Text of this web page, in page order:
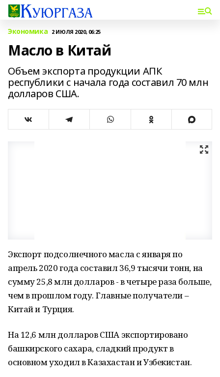
Экономика 2 ИЮЛЯ 2020, 06:25
Масло в Китай
Объем экспорта продукции АПК
республики с начала года составил 70 млн
долларов США.
Экспорт подсолнечного масла с января по
апрель 2020 года составил 36,9 тысячи тонн, на
сумму 25,8 млн долларов - в четыре раза больше,
чем в прошлом году. Главные получатели –
Китай и Турция.
На 12,6 млн долларов США экспортировано
башкирского сахара, сладкий продукт в
основном уходил в Казахастан и Узбекистан.